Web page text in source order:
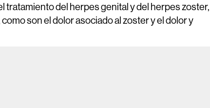
tratamiento del herpes genital y del herpes
son el dolor asociado al zoster y el dolor y